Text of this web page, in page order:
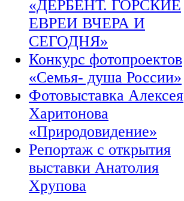
«ДЕРБЕНТ. ГОРСКИЕ
ЕВРЕИ ВЧЕРА И
СЕГОДНЯ»
Конкурс фотопроектов
«Семья- душа России»
Фотовыставка Алексея
Харитонова
«Природовидение»
Репортаж с открытия
выставки Анатолия
Хрупова